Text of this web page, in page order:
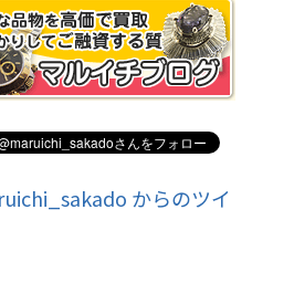
からのツイ